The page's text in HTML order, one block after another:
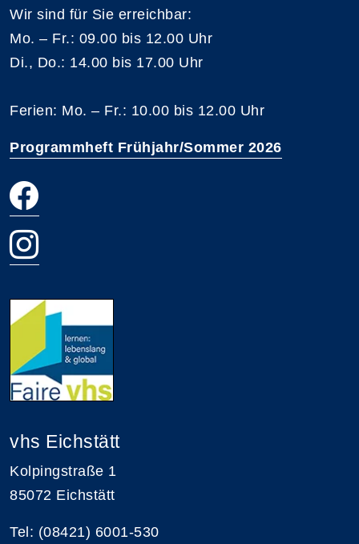
Wir sind für Sie erreichbar:
Mo. – Fr.: 09.00 bis 12.00 Uhr
Di., Do.: 14.00 bis 17.00 Uhr
Ferien: Mo. – Fr.: 10.00 bis 12.00 Uhr
Programmheft Frühjahr/Sommer 2026
vhs Eichstätt
Kolpingstraße 1
85072 Eichstätt
Tel: (08421) 6001-530